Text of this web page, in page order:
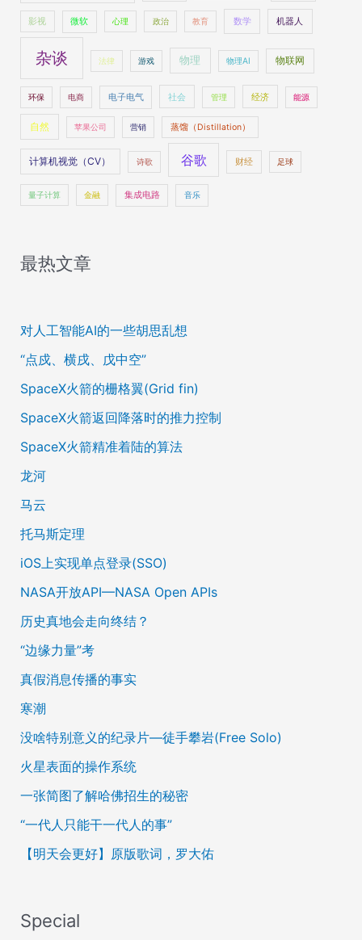
影视 微软 心理 政治 教育 数学 机器人
杂谈 法律 游戏 物理 物理AI 物联网
环保 电商 电子电气 社会 管理 经济 能源
自然 苹果公司 营销 蒸馏（Distillation）
计算机视觉（CV） 诗歌 谷歌 财经 足球
量子计算 金融 集成电路 音乐
最热文章
对人工智能AI的一些胡思乱想
“点戍、横戌、戊中空”
SpaceX火箭的栅格翼(Grid fin)
SpaceX火箭返回降落时的推力控制
SpaceX火箭精准着陆的算法
龙河
马云
托马斯定理
iOS上实现单点登录(SSO)
NASA开放API—NASA Open APIs
历史真地会走向终结？
“边缘力量”考
真假消息传播的事实
寒潮
没啥特别意义的纪录片—徒手攀岩(Free Solo)
火星表面的操作系统
一张简图了解哈佛招生的秘密
“一代人只能干一代人的事”
【明天会更好】原版歌词，罗大佑
Special